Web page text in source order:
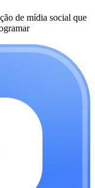
de mídia social que